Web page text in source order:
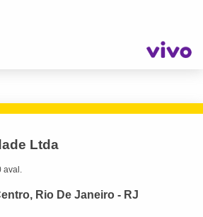
Ltda
aval.
Rio De Janeiro - RJ